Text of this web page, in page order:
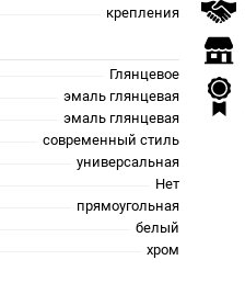
крепления
Глянцевое
эмаль глянцевая
эмаль глянцевая
современный стиль
универсальная
Нет
прямоугольная
белый
хром